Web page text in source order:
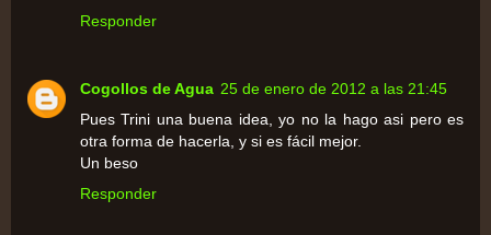
Responder
Cogollos de Agua 25 de enero de 2012 a las 21:45
Pues Trini una buena idea, yo no la hago asi pero es
otra forma de hacerla, y si es fácil mejor.
Un beso
Responder